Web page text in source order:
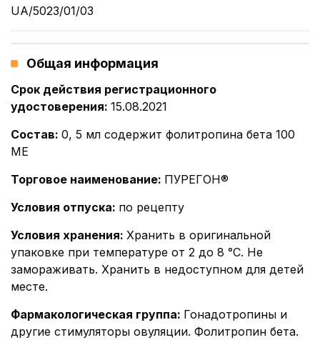
UA/5023/01/03
Общая информация
Срок действия регистрационного
удостоверения: 15.08.2021
Состав: 0, 5 мл содержит фолитропина бета 100
МЕ
Торговое наименование: ПУРЕГОН®
Условия отпуска: по рецепту
Условия хранения: Хранить в оригинальной
упаковке при температуре от 2 до 8 °С. Не
замораживать. Хранить в недоступном для детей
месте.
Фармакологическая группа: Гонадотропины и
другие стимуляторы овуляции. Фолитропин бета.